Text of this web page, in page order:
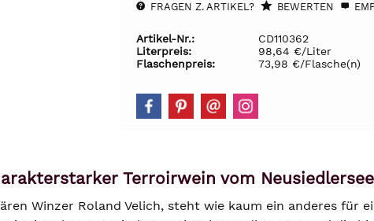
FRAGEN Z. ARTIKEL? BEWERTEN
Artikel-Nr.:
CD110362
Literpreis:
98,64 €/Liter
Flaschenpreis:
73,98 €/Flasche(n)
Terroirwein vom Neusiedlersee
Winzer Roland Velich, steht wie kaum ein anderes für